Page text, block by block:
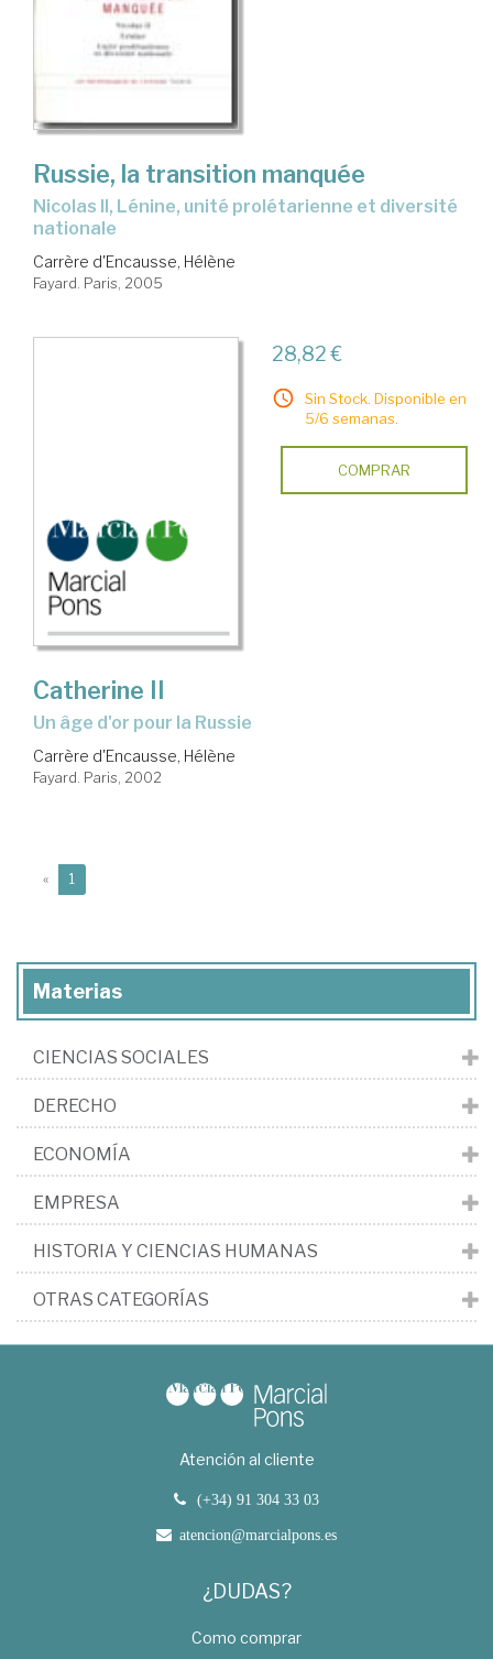
Russie, la transition manquée
Nicolas II, Lénine, unité prolétarienne et diversité
nationale
Carrère d'Encausse, Hélène
Fayard. Paris, 2005
28,82 €
Sin Stock. Disponible en
5/6 semanas.
COMPRAR
Catherine II
un âge d'or pour la Russie
Carrère d'Encausse, Hélène
Fayard. Paris, 2002
« 1
Materias
CIENCIAS SOCIALES
DERECHO
ECONOMÍA
EMPRESA
HISTORIA Y CIENCIAS HUMANAS
OTRAS CATEGORÍAS
Atención al cliente
(+34) 91 304 33 03
atencion@marcialpons.es
¿DUDAS?
Como comprar